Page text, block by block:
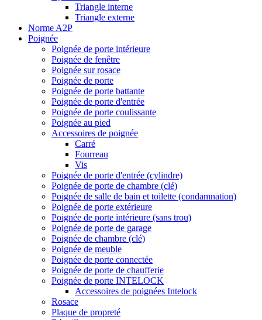
Triangle interne
Triangle externe
Norme A2P
Poignée
Poignée de porte intérieure
Poignée de fenêtre
Poignée sur rosace
Poignée de porte
Poignée de porte battante
Poignée de porte d'entrée
Poignée de porte coulissante
Poignée au pied
Accessoires de poignée
Carré
Fourreau
Vis
Poignée de porte d'entrée (cylindre)
Poignée de porte de chambre (clé)
Poignée de salle de bain et toilette (condamnation)
Poignée de porte extérieure
Poignée de porte intérieure (sans trou)
Poignée de porte de garage
Poignée de chambre (clé)
Poignée de meuble
Poignée de porte connectée
Poignée de porte de chaufferie
Poignée de porte INTELOCK
Accessoires de poignées Intelock
Rosace
Plaque de propreté